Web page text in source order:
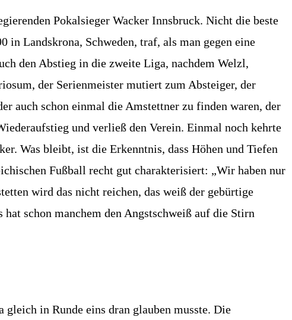
Pokalsieger Wacker Innsbruck. Nicht die beste
in Landskrona, Schweden, traf, als man gegen eine
den Abstieg in die zweite Liga, nachdem Welzl,
der Serienmeister mutiert zum Absteiger, der
auch schon einmal die Amstettner zu finden waren, der
und verließ den Verein. Einmal noch kehrte
Was bleibt, ist die Erkenntnis, dass Höhen und Tiefen
Fußball recht gut charakterisiert: „Wir haben nur
wird das nicht reichen, das weiß der gebürtige
schon manchem den Angstschweiß auf die Stirn
in Runde eins dran glauben musste. Die